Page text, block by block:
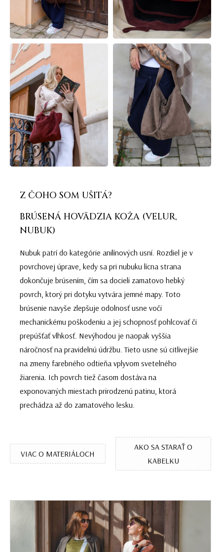
Z ČOHO SOM UŠITÁ?
BRÚSENÁ HOVÄDZIA KOŽA (VELUR,
NUBUK)
Nubuk patrí do kategórie anilínových usní. Rozdiel je v
povrchovej úprave, kedy sa pri nubuku lícna strana
dokončuje brúsením, čím sa docieli zamatovo hebký
povrch, ktorý pri dotyku vytvára jemné mapy. Toto
brúsenie navyše zlepšuje odolnosť usne voči
mechanickému poškodeniu a jej schopnosť pohlcovať či
prepúšťať vlhkosť. Nevýhodou je naopak vyššia
náročnosť na pravidelnú údržbu. Tieto usne sú citlivejšie
na zmeny farebného odtieňa vplyvom svetelného
žiarenia. Ich povrch tiež časom dostáva na
exponovaných miestach prirodzenú patinu, ktorá
prechádza až do zamatového lesku.
VIAC O MATERIÁLOCH
AKO SA STARAŤ O
KABELKU